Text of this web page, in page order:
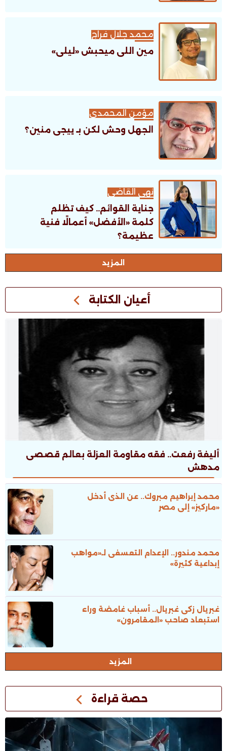
محمد جلال فراج
مين اللى ميحبش «ليلى»
مؤمن المحمدى
الجهل وحش لكن بـ ييجى منين؟
نهى القاضى
جناية القوائم.. كيف تظلم
كلمة «الأفضل» أعمالًا فنية
عظيمة؟
اﻟﻤﺰﻳﺪ
أعيان الكتابة
أليفة رفعت.. فقه مقاومة العزلة بعالم قصصى
مدهش
محمد إبراهيم مبروك.. عن الذى أدخل
«ماركيز» إلى مصر
محمد مندور.. الإعدام التعسفى لـ«مواهب
إبداعية كثيرة»
غبريال زكى غبريال.. أسباب غامضة وراء
استبعاد صاحب «المقامرون»
المزيد
حصة قراءة